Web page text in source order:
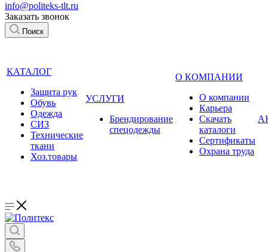
info@politeks-tlt.ru
Заказать звонок
Поиск
КАТАЛОГ
Защита рук
Обувь
Одежда
СИЗ
Технические
ткани
Хоз.товары
УСЛУГИ
Брендирование
спецодежды
О КОМПАНИИ
О компании
Карьера
Cкачать
каталоги
Сертификаты
Охрана труда